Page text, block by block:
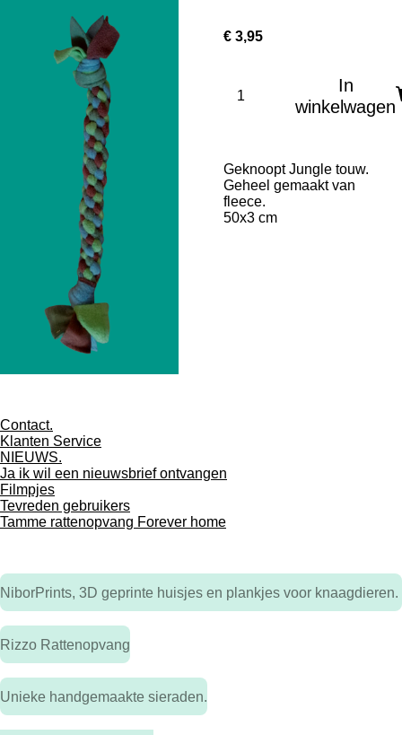
€ 3,95
In
winkelwagen
Geknoopt Jungle touw.
Geheel gemaakt van
fleece.
50x3 cm
Contact.
Klanten Service
NIEUWS.
Ja ik wil een nieuwsbrief ontvangen
Filmpjes
Tevreden gebruikers
Tamme rattenopvang Forever home
NiborPrints, 3D geprinte huisjes en plankjes voor knaagdieren.
Rizzo Rattenopvang
Unieke handgemaakte sieraden.